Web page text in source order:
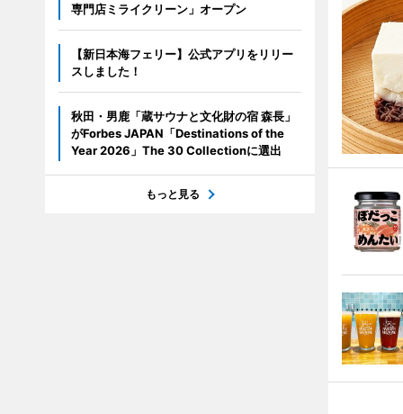
専門店ミライクリーン」オープン
【新日本海フェリー】公式アプリをリリー
スしました！
秋田・男鹿「蔵サウナと文化財の宿 森長」
がForbes JAPAN「Destinations of the
Year 2026」The 30 Collectionに選出
もっと見る